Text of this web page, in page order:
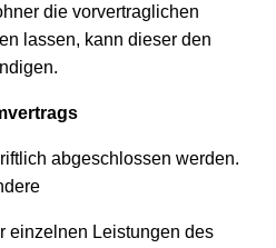
die vorvertraglichen
lassen, kann dieser den
abgeschlossen werden.
einzelnen Leistungen des